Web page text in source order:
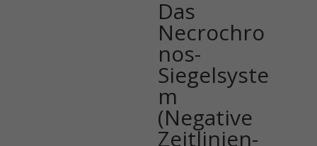
Das
Necrochro
nos-
Siegelsyste
m
(Negative
Zeitlinien-